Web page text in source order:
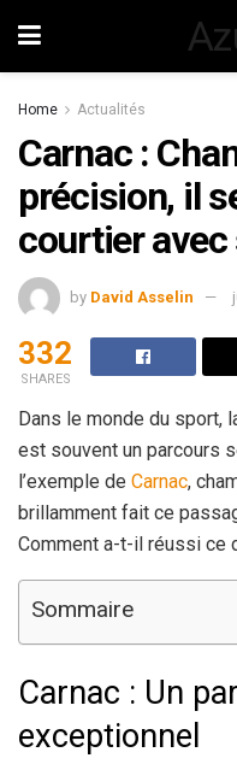
Home Actualités
Carnac :
précision, il
courtier
by David Asselin
332
SHARES
Dans le monde du sport,
est souvent un parcours
l’exemple de Carnac,
brillamment fait ce
Comment a-t-il réussi ce
Sommaire
Carnac : Un
exceptionnel